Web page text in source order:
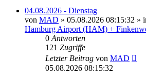
04.08.2026 - Dienstag
von MAD » 05.08.2026 08:15:32 »
Hamburg Airport (HAM) +
0 Antworten
121 Zugriffe
Letzter Beitrag von MAD
05.08.2026 08:15:32